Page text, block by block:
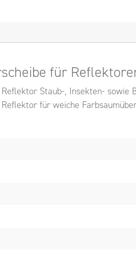
für
Staub-, Insekten- sowie
für weiche